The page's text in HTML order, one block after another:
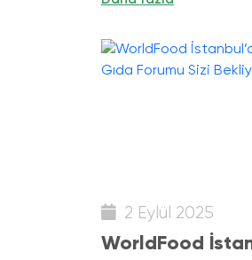
2 Eylül 2025
WorldFood